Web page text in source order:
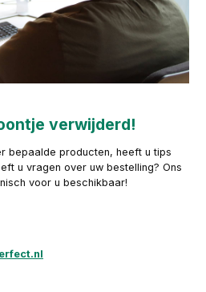
verwijderd!
bepaalde producten, heeft u tips
u vragen over uw bestelling? Ons
voor u beschikbaar!